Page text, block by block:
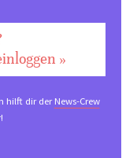
»
hilft dir derNews-Crew